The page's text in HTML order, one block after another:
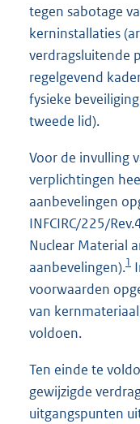
tegen sabotage
kerninstallaties
verdragsluitende
regelgevend
fysieke
tweede lid).
Voor de invulling
verplichtingen
aanbevelingen
INFCIRC/225/
Nuclear Material
aanbevelingen).1
voorwaarden
van
voldoen.
Ten einde te
gewijzigde
uitgangspunten